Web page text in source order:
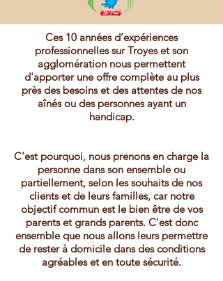
Ces 10 années d’expériences
professionnelles sur Troyes et son
agglomération nous permettent
d'apporter une offre complète au plus
près des besoins et des attentes de nos
aînés ou des personnes ayant un
handicap.
C'est pourquoi, nous prenons en charge la
personne dans son ensemble ou
partiellement, selon les souhaits de nos
clients et de leurs familles, car notre
objectif commun est le bien être de vos
parents et grands parents. C'est donc
ensemble que nous allons leurs permettre
de rester à domicile dans des conditions
agréables et en toute sécurité.